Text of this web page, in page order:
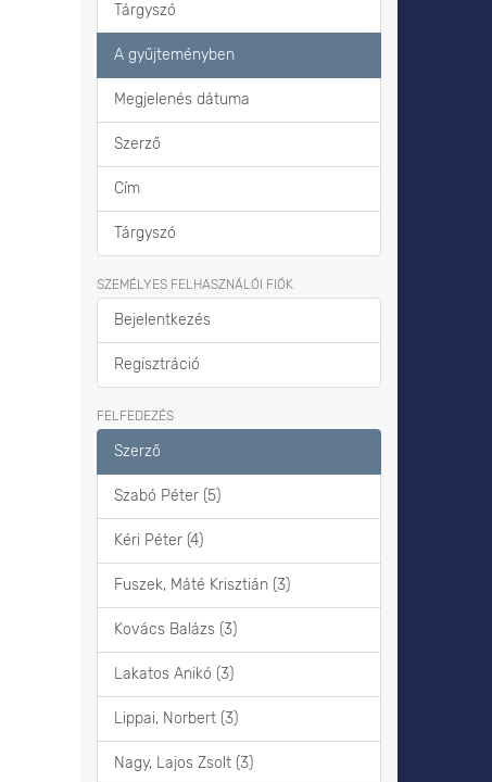
Tárgyszó
A gyűjteményben
Megjelenés dátuma
Szerző
Cím
Tárgyszó
SZEMÉLYES FELHASZNÁLÓI FIÓK
Bejelentkezés
Regisztráció
FELFEDEZÉS
Szerző
Szabó Péter (5)
Kéri Péter (4)
Fuszek, Máté Krisztián (3)
Kovács Balázs (3)
Lakatos Anikó (3)
Lippai, Norbert (3)
Nagy, Lajos Zsolt (3)